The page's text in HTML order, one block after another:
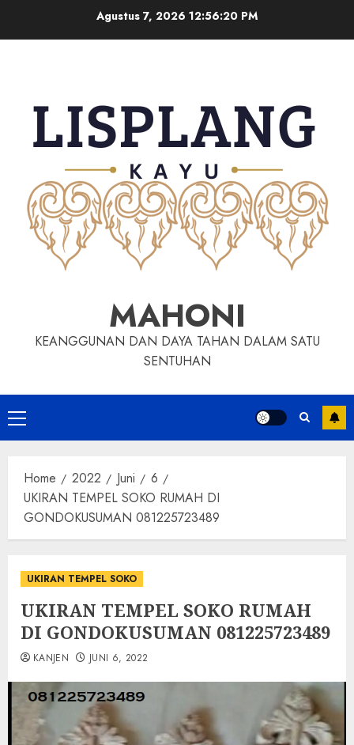
Agustus 7, 202612:56:21 PM
MAHONI
KEANGGUNAN DAN DAYA TAHAN DALAM SATU
SENTUHAN
Home 2022 Juni
6
UKIRAN TEMPEL SOKO RUMAH DI
GONDOKUSUMAN 081225723489
UKIRAN TEMPEL SOKO
UKIRAN TEMPEL SOKO RUMAH
DI GONDOKUSUMAN 081225723489
KANJEN JUNI 6, 2022